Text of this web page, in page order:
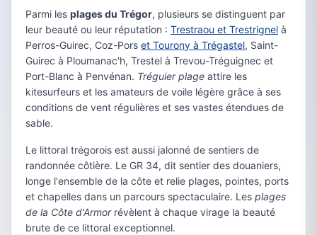
Parmi les plages du Trégor, plusieurs se distinguent par
leur beauté ou leur réputation : Trestraou et Trestrignel à
Perros-Guirec, Coz-Pors et Tourony à Trégastel, Saint-
Guirec à Ploumanac'h, Trestel à Trevou-Tréguignec et
Port-Blanc à Penvénan. Tréguier plage attire les
kitesurfeurs et les amateurs de voile légère grâce à ses
conditions de vent régulières et ses vastes étendues de
sable.
Le littoral trégorois est aussi jalonné de sentiers de
randonnée côtière. Le GR 34, dit sentier des douaniers,
longe l'ensemble de la côte et relie plages, pointes, ports
et chapelles dans un parcours spectaculaire. Les plages
de la Côte d'Armorrévèlent à chaque virage la beauté
brute de ce littoral exceptionnel.